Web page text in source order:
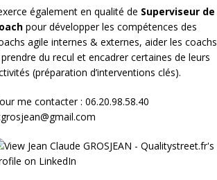
également en qualité de Superviseur de
pour développer les compétences des
agile internes & externes, aider les coachs
du recul et encadrer certaines de leurs
(préparation d’interventions clés).
me contacter : 06.20.98.58.40